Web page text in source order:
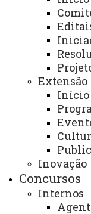
Extensão
Início
Inovação
Concursos
Internos
acadêmica
psicológica.
-
individualizado
a comunidade
Francisco
- Fazer a
acolher,
estratégias que